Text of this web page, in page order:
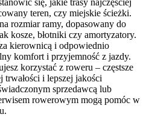
się, jakie trasy najczęściej
teren, czy miejskie ścieżki.
rozmiar ramy, dopasowany do
kosze, błotniki czy amortyzatory.
kierownicą i odpowiednio
komfort i przyjemność z jazdy.
korzystać z roweru – częstsze
i lepszej jakości
sprzedawcą lub
rowerowym mogą pomóc w